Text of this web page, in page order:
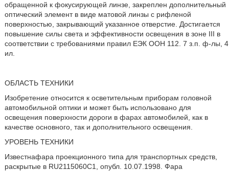
обращенной к фокусирующей линзе, закреплен дополнительный
оптический элемент в виде матовой линзы с рифленой
поверхностью, закрывающий указанное отверстие. Достигается
повышение силы света и эффективности освещения в зоне III в
соответствии с требованиями правил ЕЭК ООН 112. 7 з.п. ф-лы, 4
ил.
ОБЛАСТЬ ТЕХНИКИ
Изобретение относится к осветительным приборам головной
автомобильной оптики и может быть использовано для
освещения поверхности дороги в фарах автомобилей, как в
качестве основного, так и дополнительного освещения.
УРОВЕНЬ ТЕХНИКИ
Известнафара проекционного типа для транспортных средств,
раскрытые в RU2115060C1, опубл. 10.07.1998. Фара